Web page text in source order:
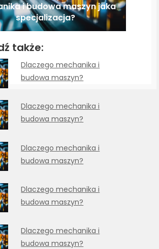
i budowa maszyn jaka
specjalizacja?
także:
Dlaczego mechanika i
budowa maszyn?
Dlaczego mechanika i
budowa maszyn?
Dlaczego mechanika i
budowa maszyn?
Dlaczego mechanika i
budowa maszyn?
Dlaczego mechanika i
budowa maszyn?